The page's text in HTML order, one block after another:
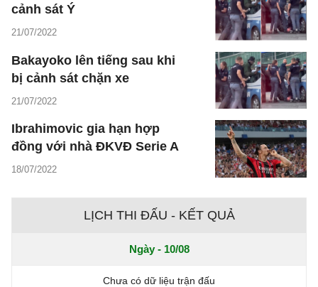
cảnh sát Ý
21/07/2022
Bakayoko lên tiếng sau khi
bị cảnh sát chặn xe
21/07/2022
Ibrahimovic gia hạn hợp
đồng với nhà ĐKVĐ Serie A
18/07/2022
LỊCH THI ĐẤU - KẾT QUẢ
Ngày - 10/08
Chưa có dữ liệu trận đấu